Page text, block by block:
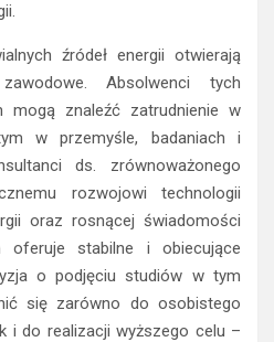
źródeł energii otwierają
Absolwenci tych
mogą znaleźć zatrudnienie w
w przemyśle, badaniach i
ds. zrównoważonego
rozwojowi technologii
oraz rosnącej świadomości
oferuje stabilne i obiecujące
o podjęciu studiów w tym
się zarówno do osobistego
i do realizacji wyższego celu –